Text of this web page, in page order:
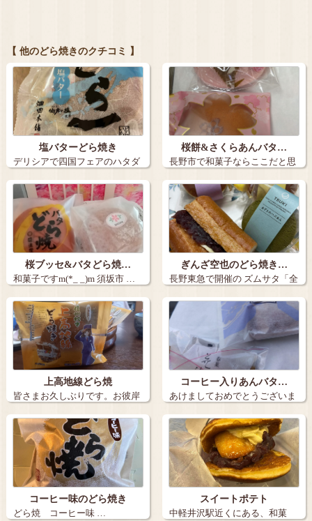
【 他のどら焼きのクチコミ 】
塩バターどら焼き
デリシアで四国フェアのハタダ
の塩バターど…
桜餅&さくらあんバタ…
長野市で和菓子ならここだと思
っている綿内…
桜ブッセ&バタどら焼…
和菓子ですm(*_ _)m 須坂市 …
ぎんざ空也のどら焼き…
長野東急で開催の ズムサタ「全
国うまい…
上高地線どら焼
皆さまお久しぶりです。お彼岸
も終わりまし…
コーヒー入りあんバタ…
あけましておめでとうございま
す。 今年…
コーヒー味のどら焼き
どら焼 コーヒー味 …
スイートポテト
中軽井沢駅近くにある、和菓